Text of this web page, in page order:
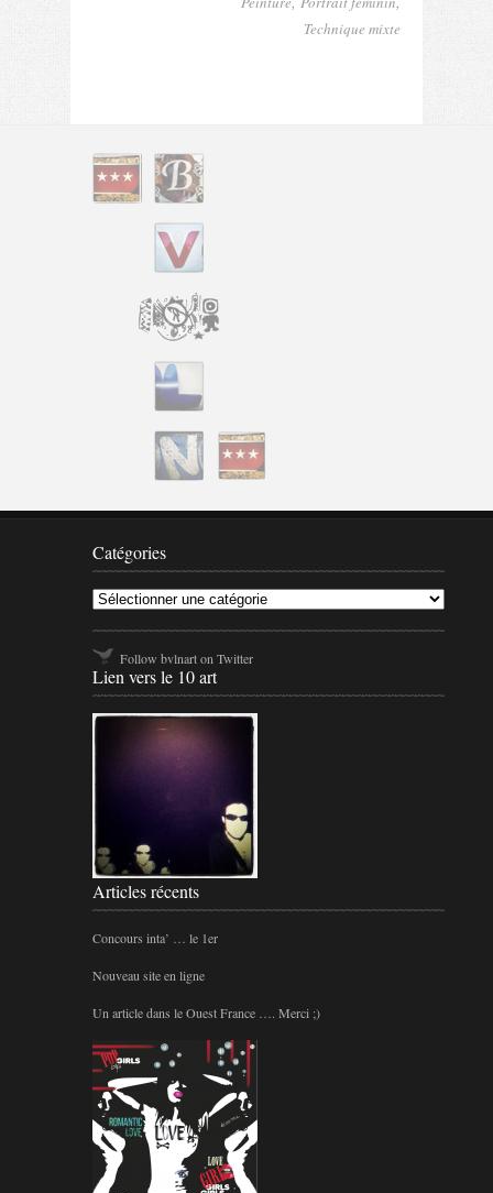
Technique mixte
Catégories
Follow bvlnart on Twitter
Lien vers le 10 art
Articles récents
Concours inta’ … le 1er
Nouveau site en ligne
Un article dans le Ouest France …. Merci ;)